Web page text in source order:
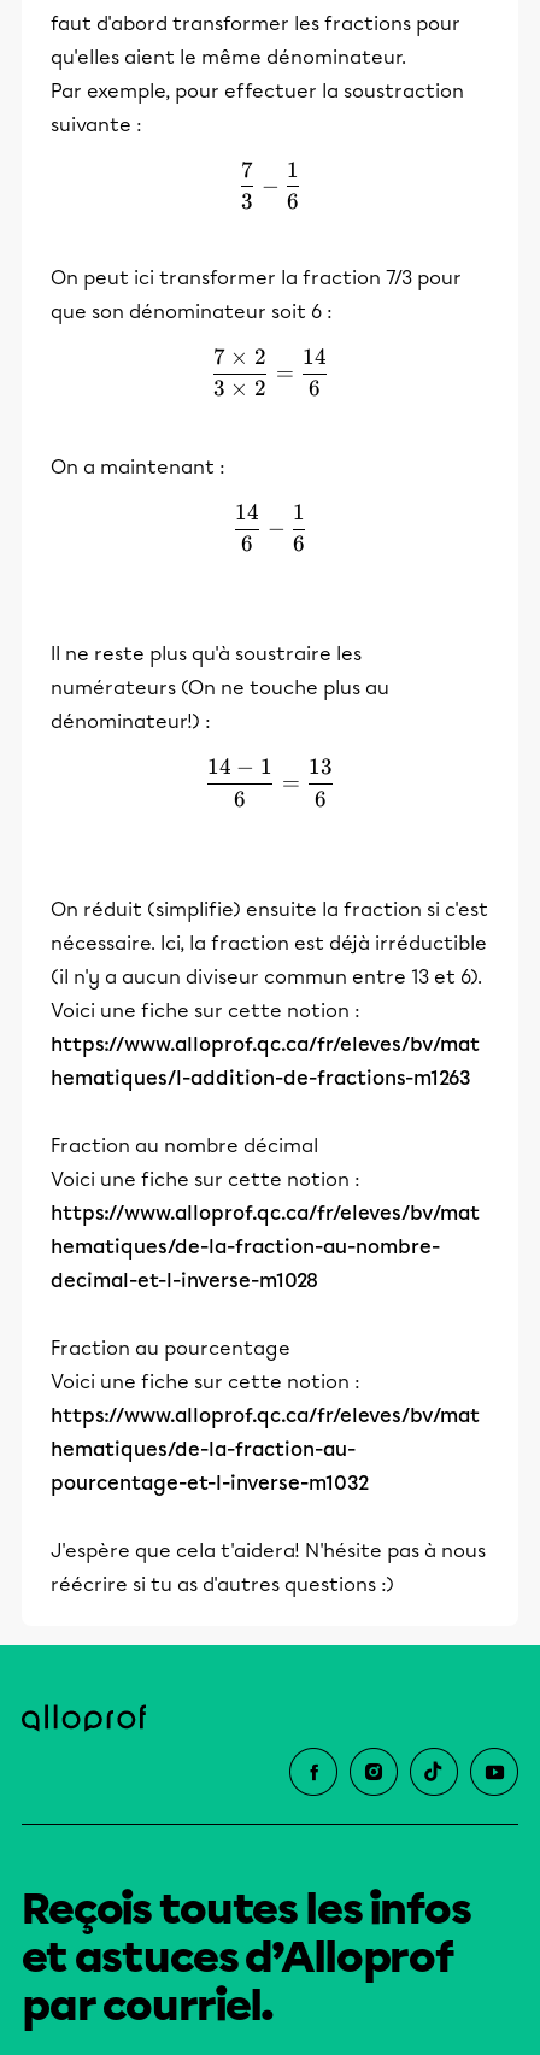
faut d'abord transformer les fractions pour
qu'elles aient le même dénominateur.
Par exemple, pour effectuer la soustraction
suivante :
\frac{7}{3}-\frac{1}{6}
3
7
−
6
1
On peut ici transformer la fraction 7/3 pour
que son dénominateur soit 6 :
3 × 2
7 × 2
=
6
14
On a maintenant :
\frac{14}{6}-\frac{1}{6}
6
14
−
6
1
Il ne reste plus qu'à soustraire les
numérateurs (On ne touche plus au
dénominateur!) :
\frac{14-
6
14 − 1
=
6
13
On réduit (simplifie) ensuite la fraction si c'est
nécessaire. Ici, la fraction est déjà irréductible
(il n'y a aucun diviseur commun entre 13 et 6).
Voici une fiche sur cette notion :
https://www.alloprof.qc.ca/fr/eleves/bv/mat
hematiques/l-addition-de-fractions-m1263
Fraction au nombre décimal
Voici une fiche sur cette notion :
https://www.alloprof.qc.ca/fr/eleves/bv/mat
hematiques/de-la-fraction-au-nombre-
decimal-et-l-inverse-m1028
Fraction au pourcentage
Voici une fiche sur cette notion :
https://www.alloprof.qc.ca/fr/eleves/bv/mat
hematiques/de-la-fraction-au-
pourcentage-et-l-inverse-m1032
J'espère que cela t'aidera! N'hésite pas à nous
réécrire si tu as d'autres questions :)
Reçois toutes les infos
et astuces d’Alloprof
par courriel.